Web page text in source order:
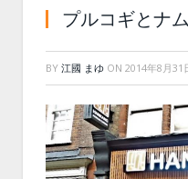
プルコギとナ
BY 江國 まゆ ON 2014年8月31